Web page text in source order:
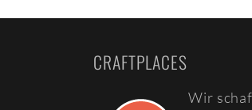
CRAFTPLACES
Wir